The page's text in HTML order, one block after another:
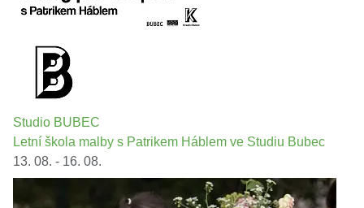
Studio BUBEC
Letní škola malby s Patrikem Háblem ve Studiu Bubec
13. 08. - 16. 08.